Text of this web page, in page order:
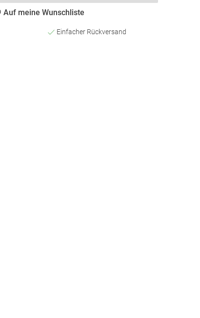
Auf meine Wunschliste
Einfacher Rückversand